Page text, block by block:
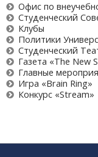
Офис по
Студенческий
Клубы
Политики
Студенческий
Газета «The New
Главные
Игра «Brain Ring»
Конкурс «Stream»